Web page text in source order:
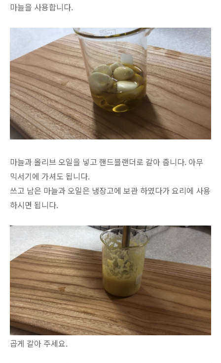
마늘을 사용합니다.
마늘과 올리브 오일을 넣고 핸드블랜더로 갈아 줍니다. 아무
믹서기에 가셔도 됩니다.
쓰고 남은 마늘과 오일은 냉장고에 보관 하였다가 요리에 사용
하시면 됩니다.
곱게 갈아 주세요.